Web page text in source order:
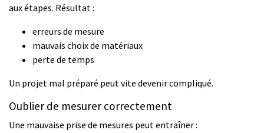
aux étapes. Résultat :
erreurs de mesure
mauvais choix de matériaux
perte de temps
Un projet mal préparé peut vite devenir compliqué.
Oublier de mesurer correctement
Une mauvaise prise de mesures peut entraîner :